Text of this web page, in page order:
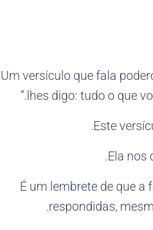
Um versículo que fala
lhes digo: tudo o que
Este
Ela nos
É um lembrete de que a
respondidas,